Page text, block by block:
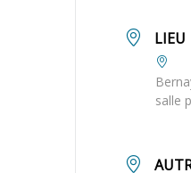
LIEU
salle